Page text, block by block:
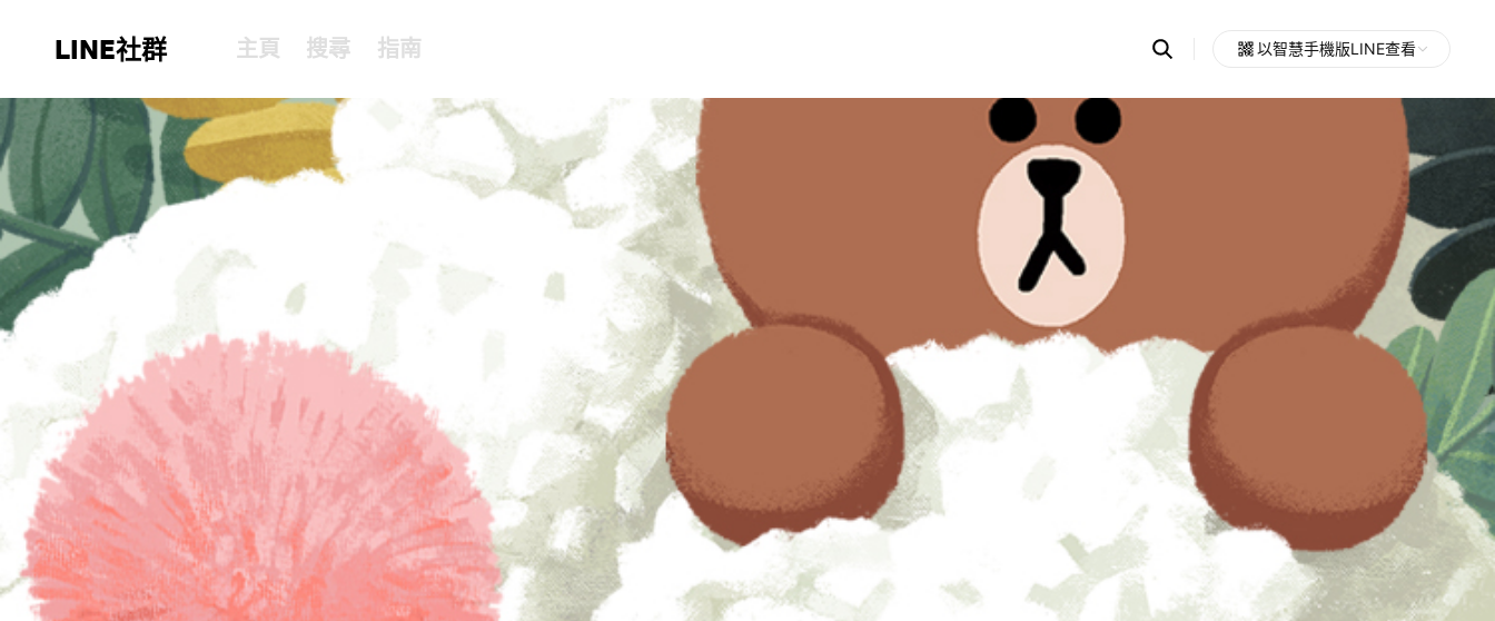
LINE社群 主頁 搜尋 指南 Search
OpenChats
messages
search
以智慧手機版LINE查看